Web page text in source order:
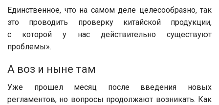
Единственное, что на самом деле целесообразно, так
это проводить проверку китайской продукции,
с которой у нас действительно существуют
проблемы».
А воз и ныне там
Уже прошел месяц после введения новых
регламентов, но вопросы продолжают возникать. Как